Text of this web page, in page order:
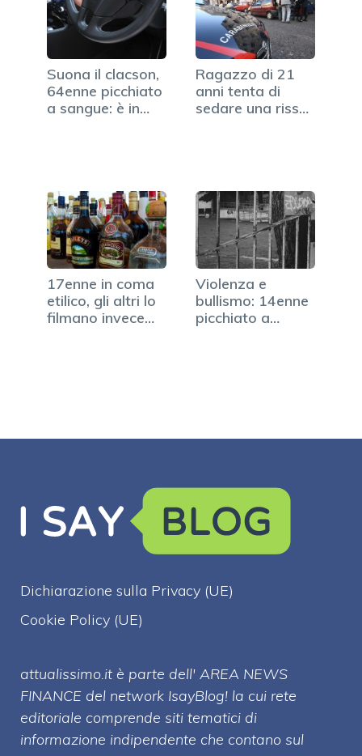
Suona il clacson,
64enne picchiato
a sangue: è in
Ragazzo di 21
anni tenta di
sedare una rissa
17enne in coma
etilico, gli altri lo
filmano invece…
Violenza e
bullismo: 14enne
picchiato a
Dichiarazione sulla Privacy (UE)
Cookie Policy (UE)
attualissimo.it è parte dell' AREA NEWS
FINANCE del network IsayBlog! la cui rete
editoriale comprende siti tematici di
informazione indipendente che contano sul